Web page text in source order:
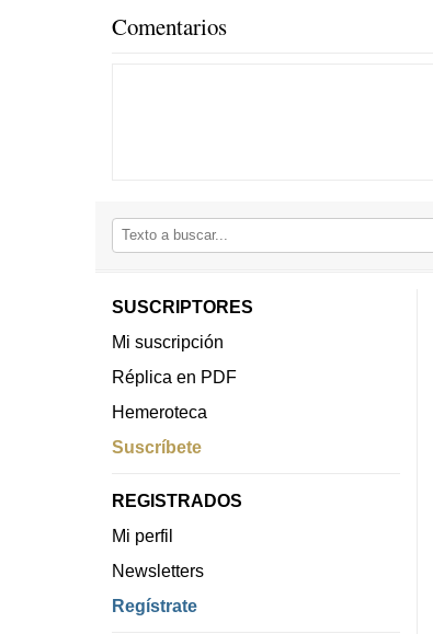
Comentarios
SUSCRIPTORES
Mi suscripción
Réplica en PDF
Hemeroteca
Suscríbete
REGISTRADOS
Mi perfil
Newsletters
Regístrate